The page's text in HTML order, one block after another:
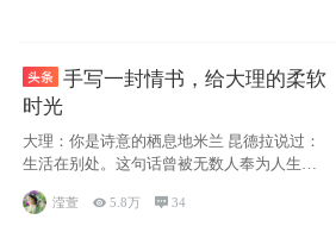
手写一封情书，给大理的柔软
时光
大理：你是诗意的栖息地米兰 昆德拉说过：
生活在别处。这句话曾被无数人奉为人生信
滢萱  5.8万  34